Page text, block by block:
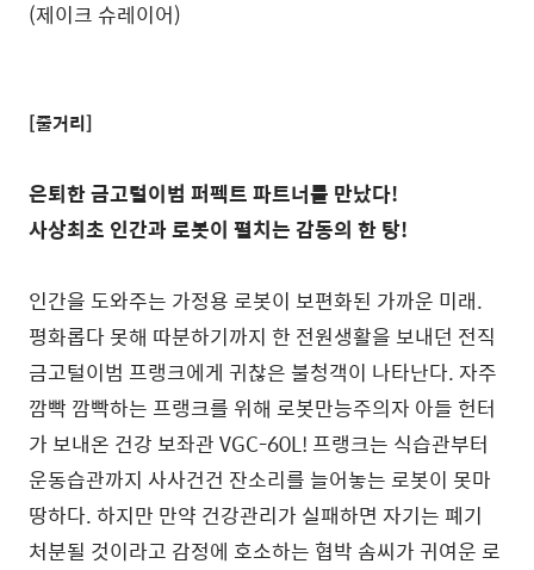
(제이크 슈레이어)
[줄거리]
은퇴한 금고털이범 퍼펙트 파트너를 만났다!
사상최초 인간과 로봇이 펼치는 감동의 한 탕!
인간을 도와주는 가정용 로봇이 보편화된 가까운 미래.
평화롭다 못해 따분하기까지 한 전원생활을 보내던 전직
금고털이범 프랭크에게 귀찮은 불청객이 나타난다. 자주
깜빡 깜빡하는 프랭크를 위해 로봇만능주의자 아들 헌터
가 보내온 건강 보좌관 VGC-60L! 프랭크는 식습관부터
운동습관까지 사사건건 잔소리를 늘어놓는 로봇이 못마
땅하다. 하지만 만약 건강관리가 실패하면 자기는 폐기
처분될 것이라고 감정에 호소하는 협박 솜씨가 귀여운 로